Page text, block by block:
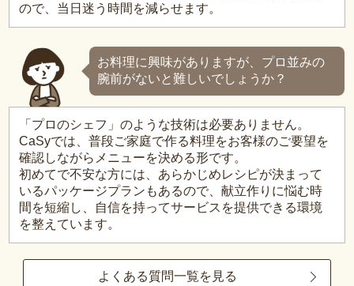
ので、当日迷う時間を減らせます。
お料理に興味がありますが、プロ並みの
腕前がないと難しいでしょうか？
「プロのシェフ」のような技術は必要ありません。
CaSyでは、普段ご家庭で作る料理をお客様のご要望を
確認しながらメニューを決める形です。
初めてで不安な方には、あらかじめレシピが決まって
いるパッケージプランもあるので、献立作りに悩む時
間を短縮し、自信を持ってサービスを提供できる環境
を整えています。
よくある質問一覧を見る